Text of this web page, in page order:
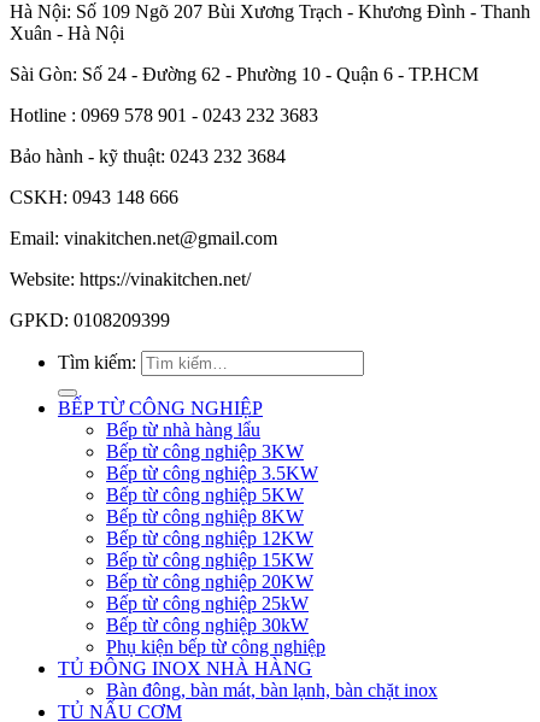
Hà Nội: Số 109 Ngõ 207 Bùi Xương Trạch - Khương Đình - Thanh
Xuân - Hà Nội
Sài Gòn: Số 24 - Đường 62 - Phường 10 - Quận 6 - TP.HCM
Hotline : 0969 578 901 - 0243 232 3683
Bảo hành - kỹ thuật: 0243 232 3684
CSKH: 0943 148 666
Email: vinakitchen.net@gmail.com
Website: https://vinakitchen.net/
GPKD: 0108209399
Tìm kiếm:
BẾP TỪ CÔNG NGHIỆP
Bếp từ nhà hàng lẩu
Bếp từ công nghiệp 3KW
Bếp từ công nghiệp 3.5KW
Bếp từ công nghiệp 5KW
Bếp từ công nghiệp 8KW
Bếp từ công nghiệp 12KW
Bếp từ công nghiệp 15KW
Bếp từ công nghiệp 20KW
Bếp từ công nghiệp 25kW
Bếp từ công nghiệp 30kW
Phụ kiện bếp từ công nghiệp
TỦ ĐÔNG INOX NHÀ HÀNG
Bàn đông, bàn mát, bàn lạnh, bàn chặt inox
TỦ NẤU CƠM